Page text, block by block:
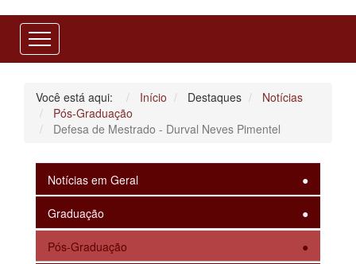
Você está aqui: Início Destaques
Notícias
Pós-Graduação
Defesa de Mestrado - Durval Neves Pimentel
Notícias em Geral
Graduação
Pós-Graduação